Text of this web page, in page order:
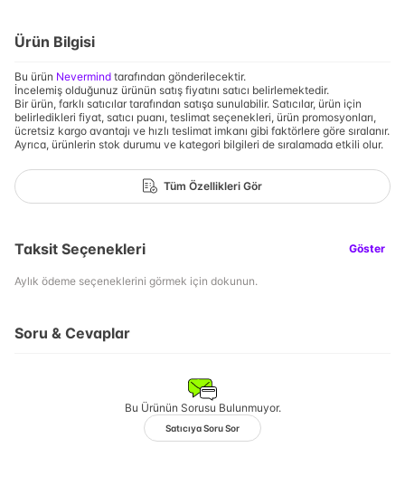
Ürün Bilgisi
Bu ürün Nevermind tarafından gönderilecektir.
İncelemiş olduğunuz ürünün satış fiyatını satıcı belirlemektedir.
Bir ürün, farklı satıcılar tarafından satışa sunulabilir. Satıcılar, ürün için
belirledikleri fiyat, satıcı puanı, teslimat seçenekleri, ürün promosyonları,
ücretsiz kargo avantajı ve hızlı teslimat imkanı gibi faktörlere göre sıralanır.
Ayrıca, ürünlerin stok durumu ve kategori bilgileri de sıralamada etkili olur.
Tüm Özellikleri Gör
Taksit Seçenekleri Göster
Aylık ödeme seçeneklerini görmek için dokunun.
Soru & Cevaplar
Bu Ürünün Sorusu Bulunmuyor.
Satıcıya Soru Sor